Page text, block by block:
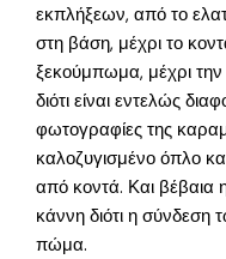
εκπλήξεων, από το
στη βάση, μέχρι το
ξεκούμπωμα, μέχρι
διότι είναι εντελώς
φωτογραφίες της
καλοζυγισμένο όπλο
από κοντά. Και βέβαια
κάννη διότι η σύνδεση
πώμα.